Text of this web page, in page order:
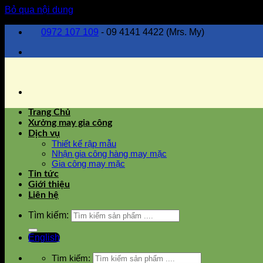
Bỏ qua nội dung
0972 107 109 - 09 4141 4422 (Mrs. My)
Trang Chủ
Xưởng may gia công
Dịch vụ
Thiết kế rập mẫu
Nhận gia công hàng may mặc
Gia công may mặc
Tin tức
Giới thiệu
Liên hệ
Tìm kiếm:
English
Tìm kiếm: